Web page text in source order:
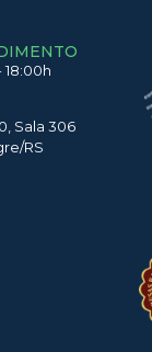
Sala 306
/RS